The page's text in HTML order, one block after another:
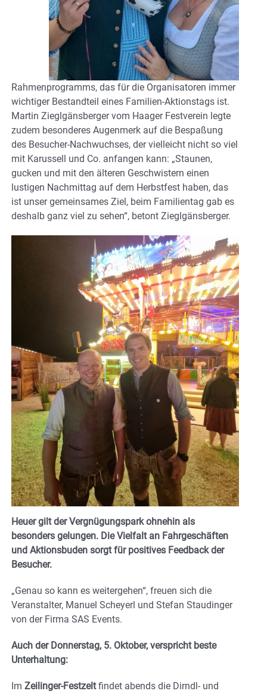
Rahmenprogramms, das für die Organisatoren immer
wichtiger Bestandteil eines Familien-Aktionstags ist.
Martin Zieglgänsberger vom Haager Festverein legte
zudem besonderes Augenmerk auf die Bespaßung
des Besucher-Nachwuchses, der vielleicht nicht so viel
mit Karussell und Co. anfangen kann: „Staunen,
gucken und mit den älteren Geschwistern einen
lustigen Nachmittag auf dem Herbstfest haben, das
ist unser gemeinsames Ziel, beim Familientag gab es
deshalb ganz viel zu sehen“, betont Zieglgänsberger.
Heuer gilt der Vergnügungspark ohnehin als
besonders gelungen. Die Vielfalt an Fahrgeschäften
und Aktionsbuden sorgt für positives Feedback der
Besucher.
„Genau so kann es weitergehen“, freuen sich die
Veranstalter, Manuel Scheyerl und Stefan Staudinger
von der Firma SAS Events.
Auch der Donnerstag, 5. Oktober, verspricht beste
Unterhaltung:
Im Zeilinger-Festzeltfindet abends die Dirndl- und